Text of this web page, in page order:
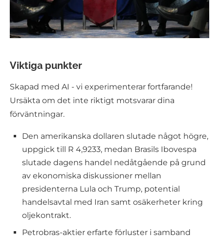
Viktiga punkter
Skapad med AI - vi experimenterar fortfarande!
Ursäkta om det inte riktigt motsvarar dina
förväntningar.
Den amerikanska dollaren slutade något högre,
uppgick till R 4,9233, medan Brasils Ibovespa
slutade dagens handel nedåtgående på grund
av ekonomiska diskussioner mellan
presidenterna Lula och Trump, potential
handelsavtal med Iran samt osäkerheter kring
oljekontrakt.
Petrobras-aktier erfarte förluster i samband